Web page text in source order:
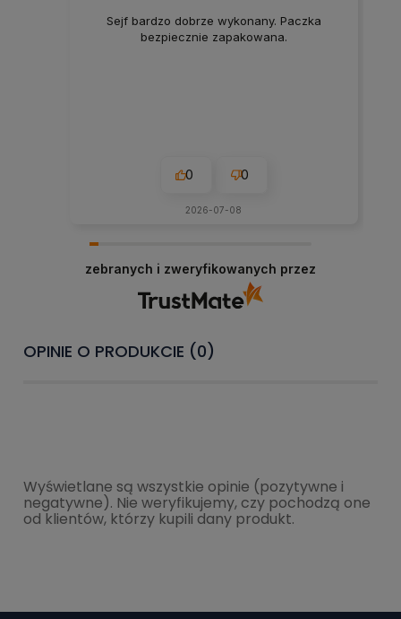
Sejf bardzo dobrze wykonany. Paczka
bezpiecznie zapakowana.
0 0
2026-07-08
zebranych i zweryfikowanych przez
OPINIE O PRODUKCIE (0)
Wyświetlane są wszystkie opinie (pozytywne i
negatywne). Nie weryfikujemy, czy pochodzą one
od klientów, którzy kupili dany produkt.